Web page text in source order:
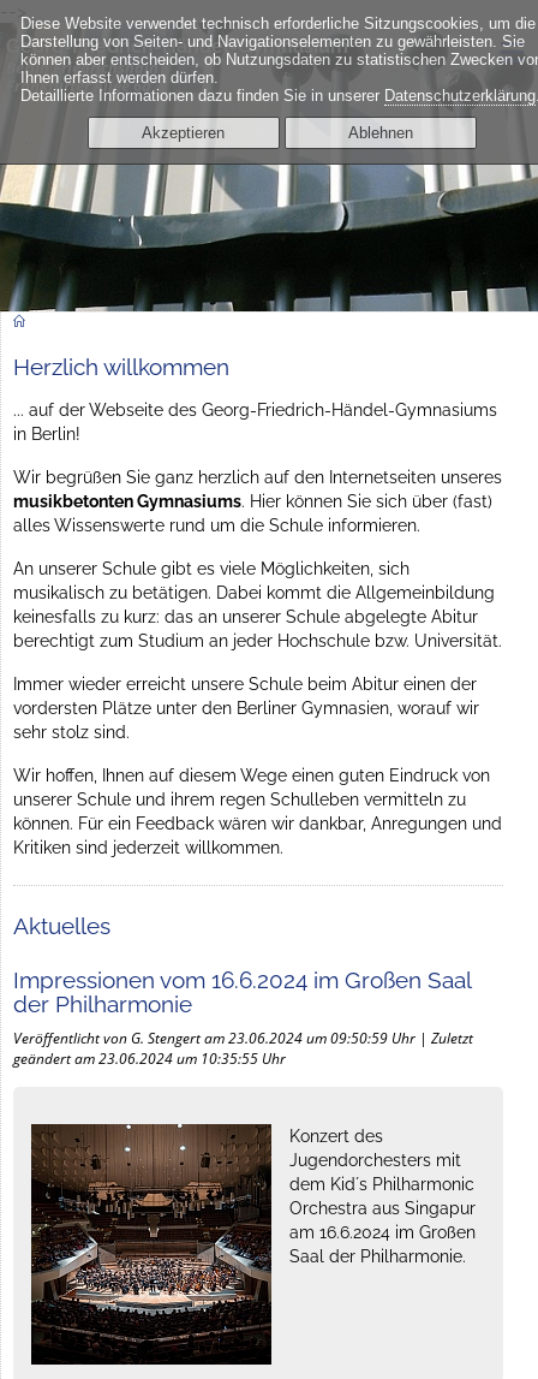
Diese Website verwendet technisch erforderliche Sitzungscookies, um die
Darstellung von Seiten- und Navigationselementen zu gewährleisten. Sie
können aber entscheiden, ob Nutzungsdaten zu statistischen Zwecken
Ihnen erfasst werden dürfen.
Detaillierte Informationen dazu finden Sie in unserer Datenschutzerklärung
Akzeptieren Ablehnen
-->
Georg-Friedrich-Händel-Gymnasium
Berlin Friedrichshain
Frankfurter Allee 6a
≡
Herzlich willkommen
... auf der Webseite des Georg-Friedrich-Händel-Gymnasiums
in Berlin!
Wir begrüßen Sie ganz herzlich auf den Internetseiten unseres
musikbetonten Gymnasiums. Hier können Sie sich über (fast)
alles Wissenswerte rund um die Schule informieren.
An unserer Schule gibt es viele Möglichkeiten, sich
musikalisch zu betätigen. Dabei kommt die Allgemeinbildung
keinesfalls zu kurz: das an unserer Schule abgelegte Abitur
berechtigt zum Studium an jeder Hochschule bzw. Universität.
Immer wieder erreicht unsere Schule beim Abitur einen der
vordersten Plätze unter den Berliner Gymnasien, worauf wir
sehr stolz sind.
Wir hoffen, Ihnen auf diesem Wege einen guten Eindruck von
unserer Schule und ihrem regen Schulleben vermitteln zu
können. Für ein Feedback wären wir dankbar, Anregungen und
Kritiken sind jederzeit willkommen.
Aktuelles
Impressionen vom 16.6.2024 im Großen Saal
der Philharmonie
Veröffentlicht von G. Stengert am 23.06.2024 um 09:50:59 Uhr | Zuletzt
geändert am 23.06.2024 um 10:35:55 Uhr
Konzert des
Jugendorchesters mit
dem Kid´s Philharmonic
Orchestra aus Singapur
am 16.6.2024 im Großen
Saal der Philharmonie.